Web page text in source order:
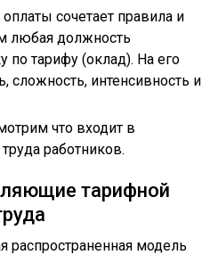
сочетает правила и
любая должность
по тарифу (оклад). На его
сложность, интенсивность и
что входит в
работников.
тарифной
распространенная модель